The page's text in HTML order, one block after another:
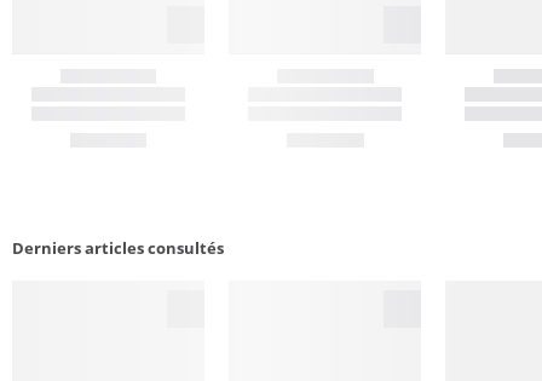
Derniers articles consultés